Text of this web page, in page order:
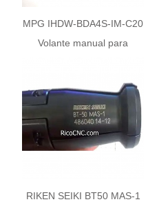
MPG IHDW-BDA4S-IM-C20
Volante manual para
RIKEN SEIKI BT50 MAS-1